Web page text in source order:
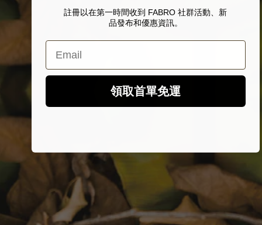
註冊以在第一時間收到 FABRO 社群活動、新
品發布和優惠資訊。
Email
領取首單免運